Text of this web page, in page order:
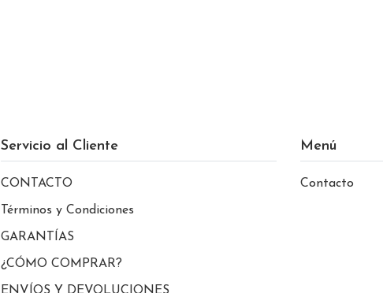
Servicio al Cliente
CONTACTO
Términos y Condiciones
GARANTÍAS
¿CÓMO COMPRAR?
Menú
Contacto